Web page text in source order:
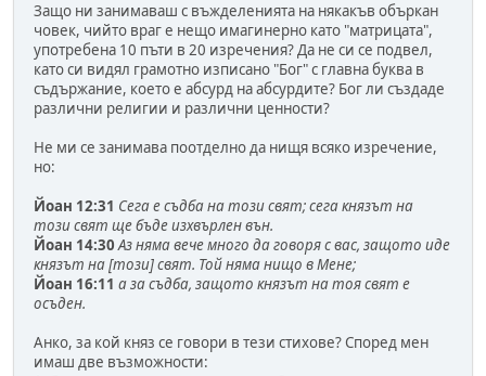
Защо ни занимаваш с въжделенията на някакъв объркан
човек, чийто враг е нещо имагинерно като "матрицата",
употребена 10 пъти в 20 изречения? Да не си се подвел,
като си видял грамотно изписано "Бог" с главна буква в
съдържание, което е абсурд на абсурдите? Бог ли създаде
различни религии и различни ценности?
Не ми се занимава поотделно да нищя всяко изречение,
но:
Йоан 12:31 Сега е съдба на този свят; сега князът на
този свят ще бъде изхвърлен вън.
Йоан 14:30Аз няма вече много да говоря с вас, защото иде
князът на [този] свят. Той няма нищо в Мене;
Йоан 16:11 а за съдба, защото князът на тоя свят е
осъден.
Анко, за кой княз се говори в тези стихове? Според мен
имаш две възможности: